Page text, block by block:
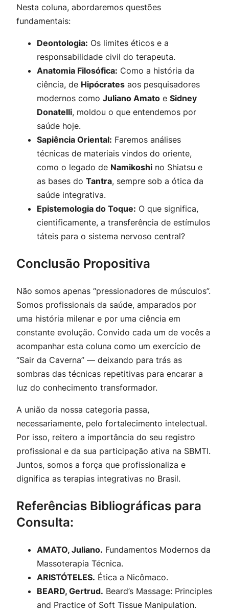
Nesta coluna, abordaremos questões
fundamentais:
Deontologia: Os limites éticos e a
responsabilidade civil do terapeuta.
Anatomia Filosófica: Como a história da
ciência, de Hipócrates aos pesquisadores
modernos como Juliano Amato e Sidney
Donatelli, moldou o que entendemos por
saúde hoje.
Sapiência Oriental: Faremos análises
técnicas de materiais vindos do oriente,
como o legado de Namikoshi no Shiatsu e
as bases do Tantra, sempre sob a ótica da
saúde integrativa.
Epistemologia do Toque: O que significa,
cientificamente, a transferência de estímulos
táteis para o sistema nervoso central?
Conclusão Propositiva
Não somos apenas “pressionadores de músculos”.
Somos profissionais da saúde, amparados por
uma história milenar e por uma ciência em
constante evolução. Convido cada um de vocês a
acompanhar esta coluna como um exercício de
“Sair da Caverna” — deixando para trás as
sombras das técnicas repetitivas para encarar a
luz do conhecimento transformador.
A união da nossa categoria passa,
necessariamente, pelo fortalecimento intelectual.
Por isso, reitero a importância do seu registro
profissional e da sua participação ativa na SBMTI.
Juntos, somos a força que profissionaliza e
dignifica as terapias integrativas no Brasil.
Referências Bibliográficas para
Consulta:
AMATO, Juliano. Fundamentos Modernos da
Massoterapia Técnica.
ARISTÓTELES. Ética a Nicômaco.
BEARD, Gertrud. Beard’s Massage: Principles
and Practice of Soft Tissue Manipulation.